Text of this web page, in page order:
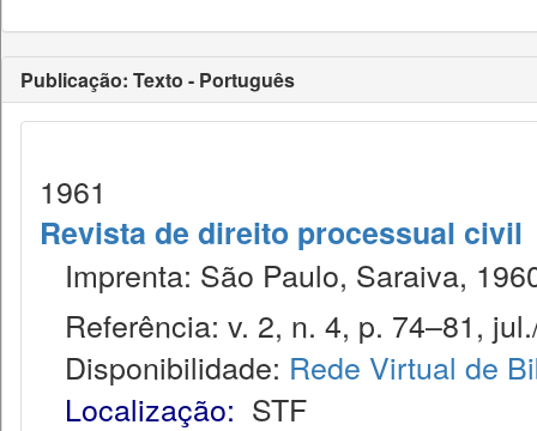
Publicação: Texto - Português
1961
Revista de direito processual civil
Imprenta: São Paulo, Saraiva,
Referência: v. 2, n. 4, p. 74–81,
Disponibilidade: Rede Virtual de
Localização: STF